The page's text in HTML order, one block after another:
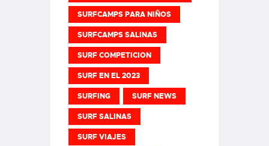
SURFCAMPS PARA NIÑOS
SURFCAMPS SALINAS
SURF COMPETICION
SURF EN EL 2023
SURFING SURF NEWS
SURF SALINAS
SURF VIAJES